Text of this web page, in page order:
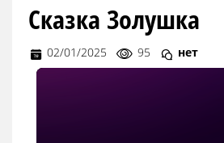
Сказка Золушка
02/01/2025 95 нет